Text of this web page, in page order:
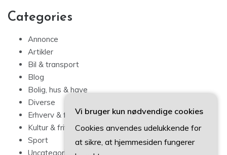
Categories
Annonce
Artikler
Bil & transport
Blog
Bolig, hus & have
Diverse
Erhverv & forbrug
Kultur & fritid
Sport
Uncategorized
Vi bruger kun nødvendige cookies
Cookies anvendes udelukkende for
at sikre, at hjemmesiden fungerer